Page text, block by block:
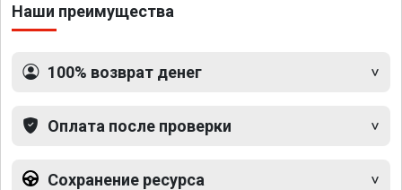
Наши преимущества
100% возврат денег
Оплата после проверки
Сохранение ресурса